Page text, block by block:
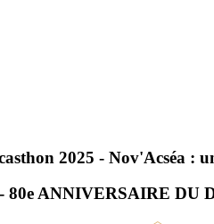
2025 - Nov'Acséa :
80e ANNIVERSAIRE DU